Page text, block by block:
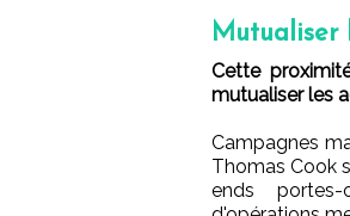
Mutualiser
Cette
mutualiser les
Campagnes
Thomas Cook
ends